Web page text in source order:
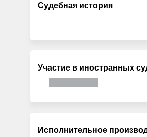
Судебная история
Участие в иностранных
Исполнительное